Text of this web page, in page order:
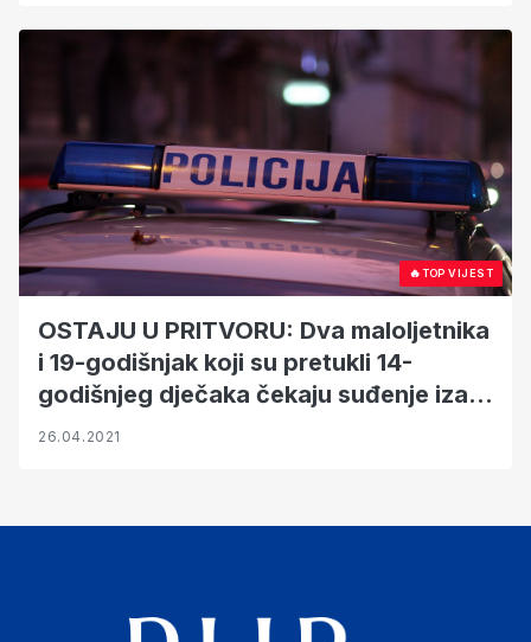
🔥TOP VIJEST
OSTAJU U PRITVORU: Dva maloljetnika
i 19-godišnjak koji su pretukli 14-
godišnjeg dječaka čekaju suđenje iza
rešetaka
26.04.2021